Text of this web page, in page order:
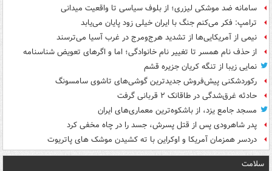
سامانه ضد موشکی لیزری؛ از بلوف سیاسی تا واقعیت میدانی
ترامپ: فکر می‌کنم جنگ با ایران خیلی زود پایان می‌یابد
نیمی از آمریکایی‌ها از تشدید هرج‌ومرج در غرب آسیا می‌ترسند
از حذف نام همسر تا تغییر نام خانوادگی؛ اما و اگرهای تعویض شناسنامه
نمایی زیبا از تنگه کریان جزیره قشم
رکوردشکنی پیش‌فروش جدیدترین گوشی‌های تاشوی سامسونگ
حادثه غرق‌شدگی در طاقانک ۲ قربانی گرفت
مسجد جامع یزد، از باشکوه‌ترین معماری‌های ایران
پدر شاهرودی پس از قتل پسرش، جسد را در چاه مخفی کرد
دردسر همزمان آمریکا و اوکراین با ته کشیدن موشک های پاتریوت
سلامت